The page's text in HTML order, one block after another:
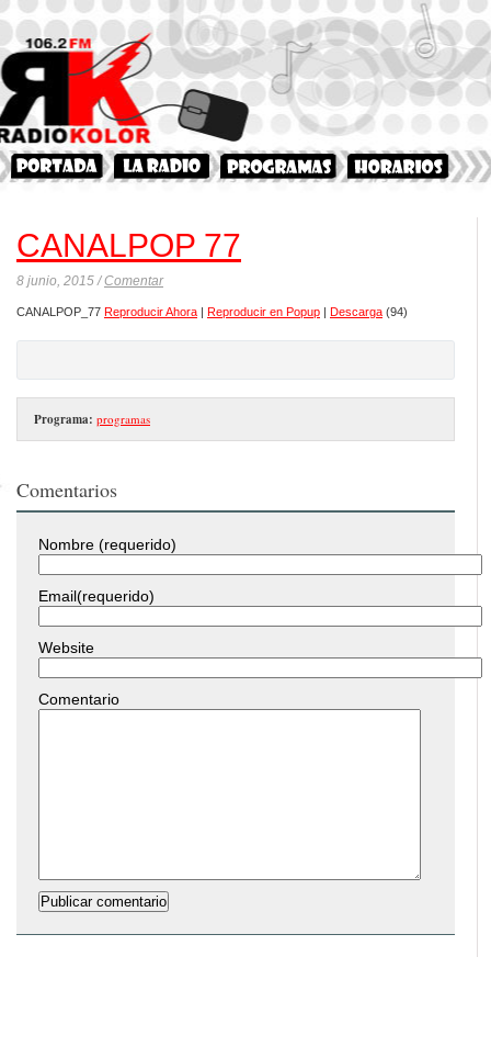
CANALPOP 77
8 junio, 2015 /Comentar
CANALPOP_77 Reproducir Ahora | Reproducir en Popup | Descarga (94)
Programa: programas
Comentarios
Nombre (requerido)
Email(requerido)
Website
Comentario